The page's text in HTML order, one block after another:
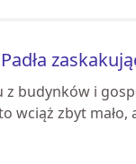
z budynków i
wciąż zbyt mało,